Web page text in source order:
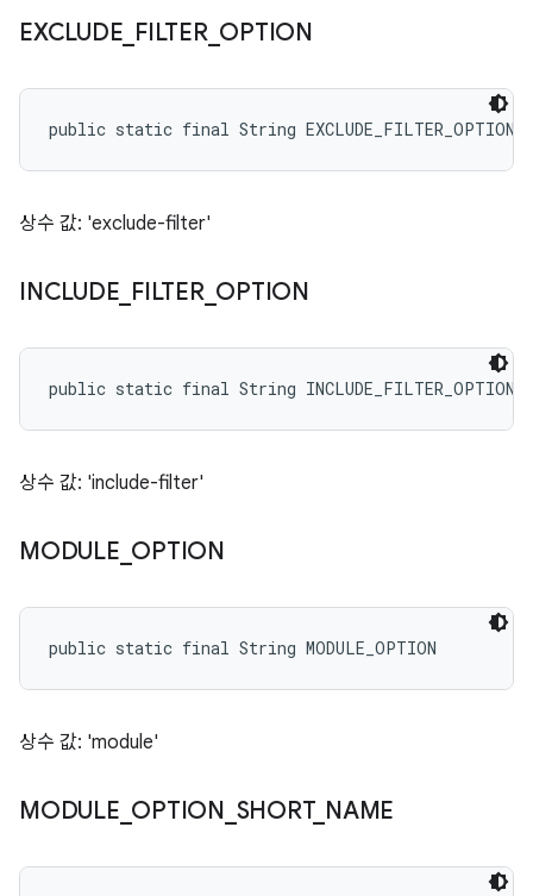
EXCLUDE FILTER_ OPTION
public static final String EXCLUDE_FILTER_OPTION
상수 값: 'exclude-filter'
INCLUDE FILTER_ OPTION
public static final String INCLUDE_FILTER_OPTION
상수 값: 'include-filter'
MODULE OPTION
public static final String MODULE_OPTION
상수 값: 'module'
MODULE OPTION SHORT_ NAME